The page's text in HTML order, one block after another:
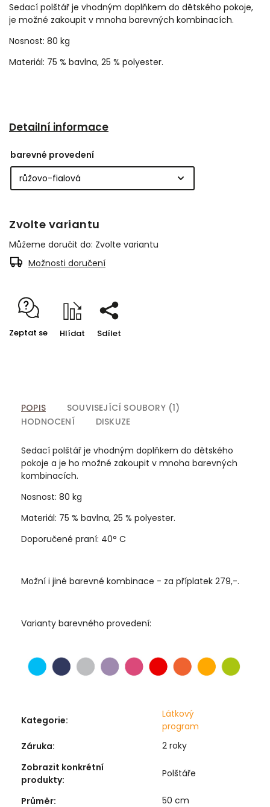
Sedací polštář je vhodným doplňkem do dětského pokoje,
je možné zakoupit v mnoha barevných kombinacích.
Nosnost: 80 kg
Materiál: 75 % bavlna, 25 % polyester.
Detailní informace
barevné provedení
Zvolte variantu
Můžeme doručit do: Zvolte variantu
Možnosti doručení
Zeptat se Hlídat Sdílet
POPIS
SOUVISEJÍCÍ SOUBORY (1)
HODNOCENÍ
DISKUZE
Sedací polštář je vhodným doplňkem do dětského
pokoje a je ho možné zakoupit v mnoha barevných
kombinacích.
Nosnost: 80 kg
Materiál: 75 % bavlna, 25 % polyester.
Doporučené praní: 40° C
Možní i jiné barevné kombinace - za příplatek 279,-.
Varianty barevného provedení:
Kategorie:
Látkový
program
Záruka:
2 roky
Zobrazit konkrétní
produkty:
Polštáře
Průměr:
50 cm